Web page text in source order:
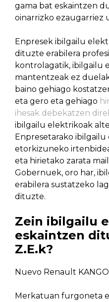
gama bat eskaintzen
oinarrizko ezaugarriez
Enpresek ibilgailu
dituzte erabilera
kontrolagatik, ibilgailu
mantentzeak ez
baino gehiago
eta gero eta gehiago
ihesak debekatzen
ibilgailu elektrikoak
Enpresetarako
etorkizuneko
eta hirietako zarata
Gobernuek, oro har,
erabilera sustatzeko
dituzte.
Zein ibilgailu
eskaintzen
Z.E.k?
Nuevo Renault
Merkatuan furgoneta